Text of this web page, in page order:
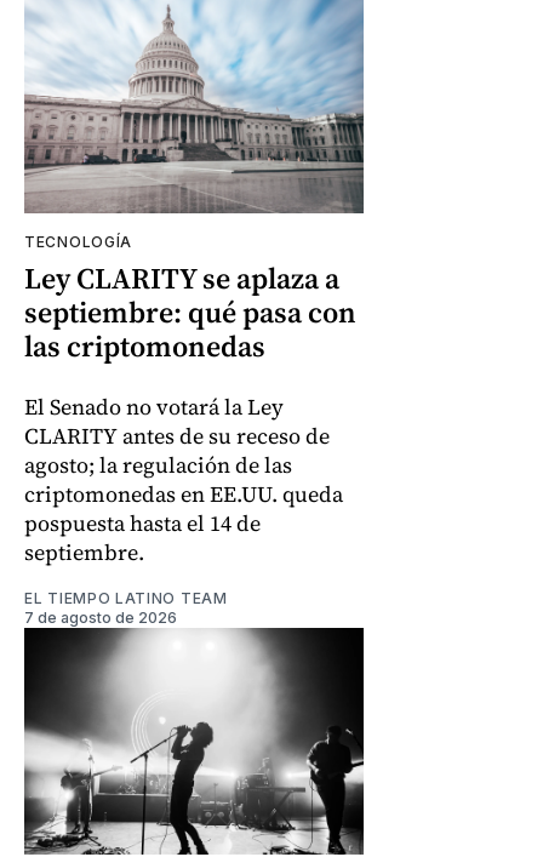
TECNOLOGÍA
Ley CLARITY se aplaza a
septiembre: qué pasa con
las criptomonedas
El Senado no votará la Ley
CLARITY antes de su receso de
agosto; la regulación de las
criptomonedas en EE.UU. queda
pospuesta hasta el 14 de
septiembre.
EL TIEMPO LATINO TEAM
7 de agosto de 2026